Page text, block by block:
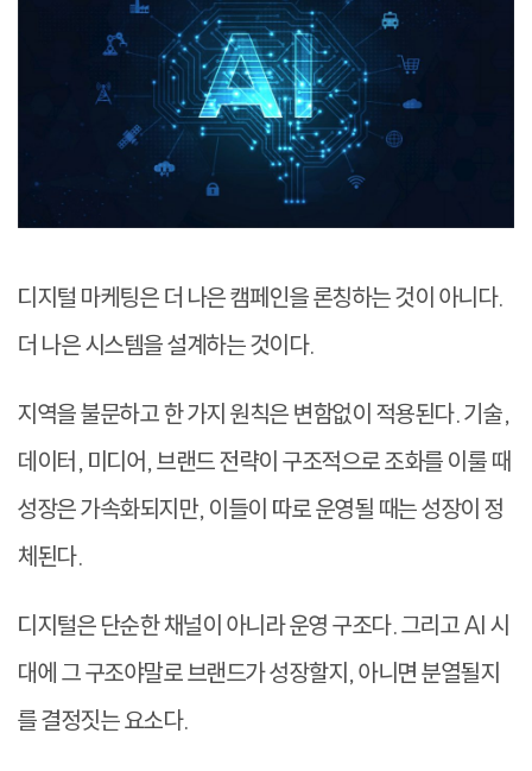
디지털 마케팅은 더 나은 캠페인을 론칭하는 것이 아니다.
더 나은 시스템을 설계하는 것이다.
지역을 불문하고 한 가지 원칙은 변함없이 적용된다. 기술,
데이터, 미디어, 브랜드 전략이 구조적으로 조화를 이룰 때
성장은 가속화되지만, 이들이 따로 운영될 때는 성장이 정
체된다.
디지털은 단순한 채널이 아니라 운영 구조다. 그리고 AI 시
대에 그 구조야말로 브랜드가 성장할지, 아니면 분열될지
를 결정짓는 요소다.